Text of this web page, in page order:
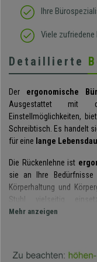
Ihre
Viele zufriedene
Detaillierte
Der ergonomische
Ausgestattet
Einstellmöglichkeiten,
Schreibtisch. Es handelt
für eine lange
Die Rückenlehne ist
sie an Ihre
Körperhaltung und
Stuhl vielseitig
atmungsaktivem Mesh
eine Lordosenstütze,
Mehr anzeigen